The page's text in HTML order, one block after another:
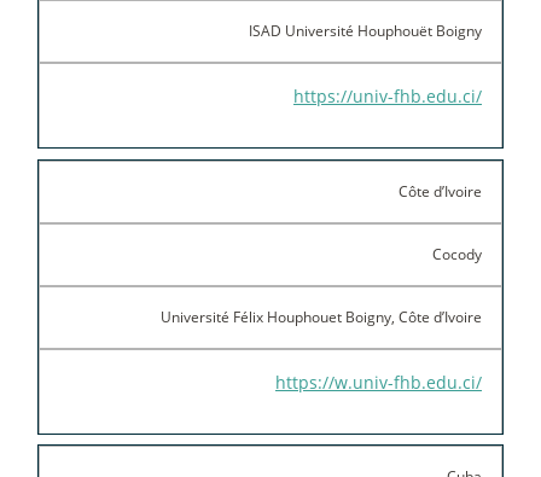
ISAD Université Houphouët Boigny
https://univ-fhb.edu.ci/
Côte d’Ivoire
Cocody
Université Félix Houphouet Boigny, Côte d’Ivoire
https://w.univ-fhb.edu.ci/